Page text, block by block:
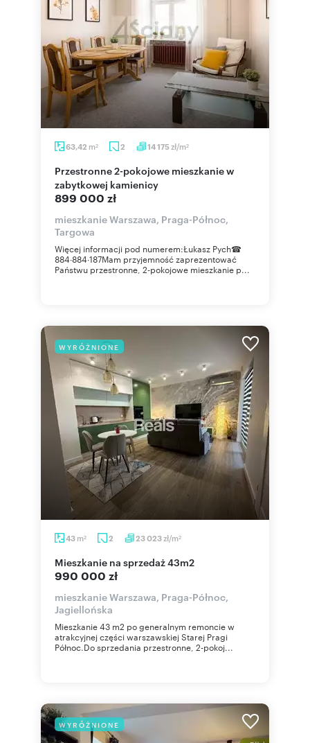
63,42 m2 2 14 175 zł/m2
Przestronne 2-pokojowe mieszkanie w
zabytkowej kamienicy
899 000 zł
mieszkanie Warszawa, Praga-Północ,
Targowa
Więcej informacji pod numerem:Łukasz Pych☎
884∙884∙187Mam przyjemność zaprezentować
Państwu przestronne, 2-pokojowe mieszkanie p...
WYRÓŻNIONE
43 m2 2 23 023zł/m2
mieszkanie na sprzedaż 43m2
990 000 zł
mieszkanie Warszawa, Praga-Północ,
Jagiellońska
Mieszkanie 43 m2 po generalnym remoncie w
atrakcyjnej części warszawskiej Starej Pragi
Północ.Do sprzedania przestronne, 2-pokoj...
WYRÓŻNIONE